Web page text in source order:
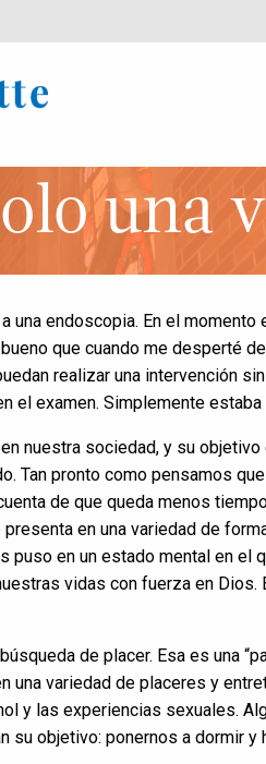
una
una endoscopia. En el
bueno que cuando me desperté
realizar una intervención
el examen. Simplemente
nuestra sociedad, y su
Tan pronto como pensamos
de que queda menos
en una variedad de
puso en un estado mental en
vidas con fuerza en
de placer. Esa es una
una variedad de placeres y
y las experiencias sexuales.
su objetivo: ponernos a dormir